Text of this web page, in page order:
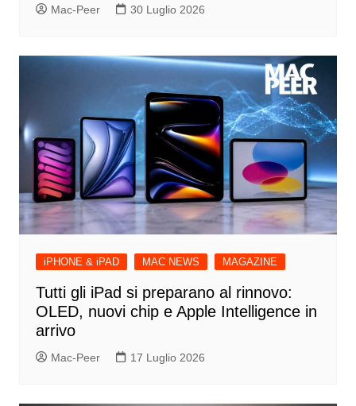
Mac-Peer 30 Luglio 2026
iPHONE & iPAD MAC NEWS MAGAZINE
Tutti gli iPad si preparano al rinnovo:
OLED, nuovi chip e Apple Intelligence in
arrivo
Mac-Peer 17 Luglio 2026